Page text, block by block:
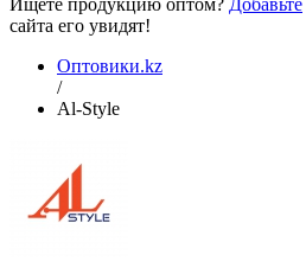
Ищете продукцию оптом? Добавьте
сайта его увидят!
Оптовики.kz
/
Al-Style